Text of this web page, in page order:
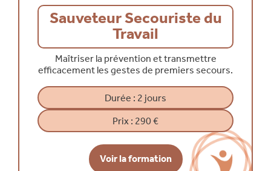
Sauveteur Secouriste du
Travail
Maîtriser la prévention et transmettre
efficacement les gestes de premiers secours.
Durée :2 jours
Prix :290 €
Voir la formation